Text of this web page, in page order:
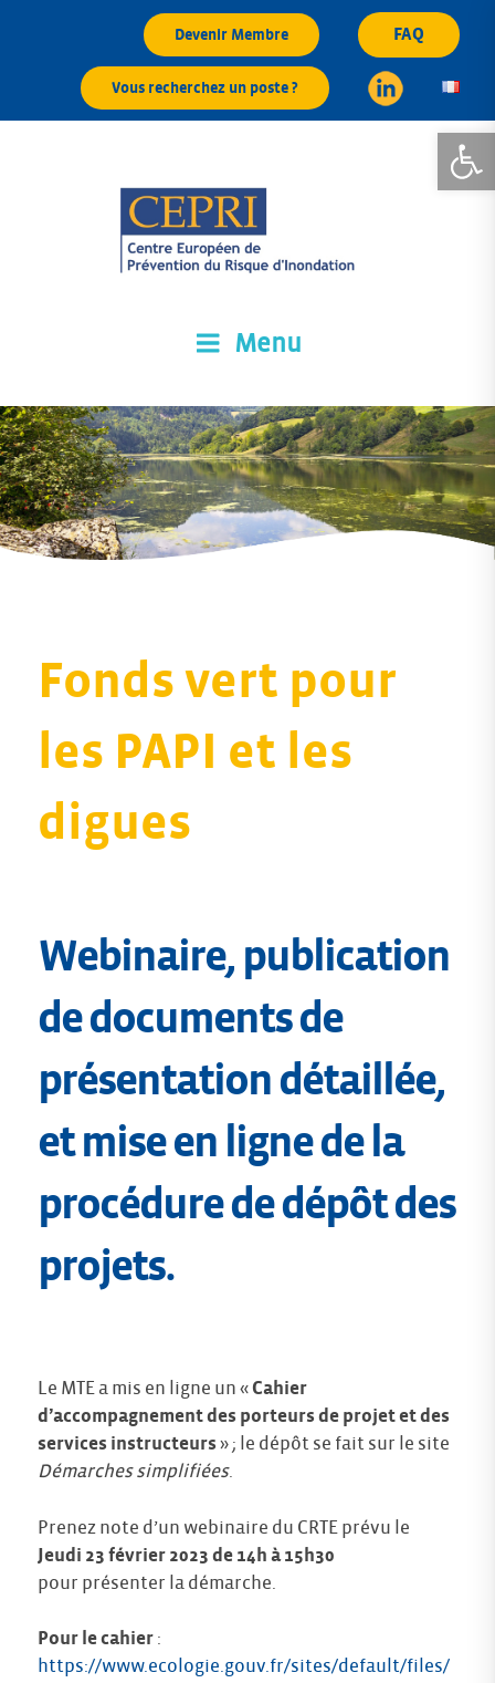
Ouvrir
Devenir Membre FAQ
Vous recherchez un poste ?
Menu
Fonds vert pour
les PAPI et les
digues
Webinaire, publication
de documents de
présentation détaillée,
et mise en ligne de la
procédure de dépôt des
projets.
Le MTE a mis en ligne un «Cahier
d’accompagnement des porteurs de projet et des
services instructeurs » ; le dépôt se fait sur le site
Démarches simplifiées.
Prenez note d’un webinaire du CRTE prévu le
Jeudi 23 février 2023 de 14h à 15h30
pour présenter la démarche.
Pour le cahier :
https://www.ecologie.gouv.fr/sites/default/files/